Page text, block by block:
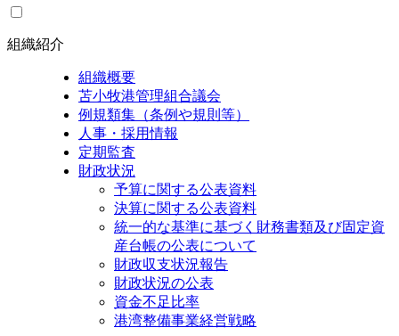
組織紹介
組織概要
苫小牧港管理組合議会
例規類集（条例や規則等）
人事・採用情報
定期監査
財政状況
予算に関する公表資料
決算に関する公表資料
統一的な基準に基づく財務書類及び固定資
産台帳の公表について
財政収支状況報告
財政状況の公表
資金不足比率
港湾整備事業経営戦略